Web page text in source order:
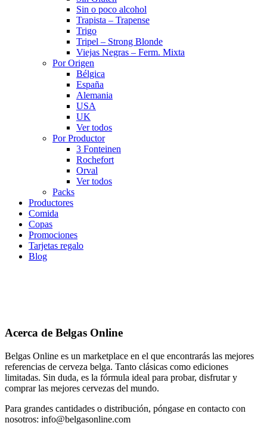
Sin o poco alcohol
Trapista – Trapense
Trigo
Tripel – Strong Blonde
Viejas Negras – Ferm. Mixta
Por Origen
Bélgica
España
Alemania
USA
UK
Ver todos
Por Productor
3 Fonteinen
Rochefort
Orval
Ver todos
Packs
Productores
Comida
Copas
Promociones
Tarjetas regalo
Blog
Acerca de Belgas Online
Belgas Online es un marketplace en el que encontrarás las mejores
referencias de cerveza belga. Tanto clásicas como ediciones
limitadas. Sin duda, es la fórmula ideal para probar, disfrutar y
comprar las mejores cervezas del mundo.
Para grandes cantidades o distribución, póngase en contacto con
nosotros: info@belgasonline.com